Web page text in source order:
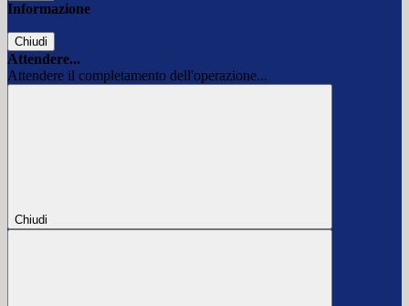
Informazione
Chiudi
Attendere...
Attendere il completamento dell'operazione...
Chiudi